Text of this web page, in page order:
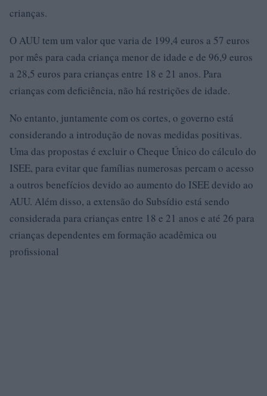
crianças.
O AUU tem um valor que varia de 199,4 euros a 57 euros
por mês para cada criança menor de idade e de 96,9 euros
a 28,5 euros para crianças entre 18 e 21 anos. Para
crianças com deficiência, não há restrições de idade.
No entanto, juntamente com os cortes, o governo está
considerando a introdução de novas medidas positivas.
Uma das propostas é excluir o Cheque Único do cálculo do
ISEE, para evitar que famílias numerosas percam o acesso
a outros benefícios devido ao aumento do ISEE devido ao
AUU. Além disso, a extensão do Subsídio está sendo
considerada para crianças entre 18 e 21 anos e até 26 para
crianças dependentes em formação acadêmica ou
profissional